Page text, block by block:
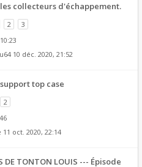
collecteurs d'échappement.
2
3
10 déc. 2020, 21:52
top case
2
11 oct. 2020, 22:14
DE TONTON LOUIS --- Épisode